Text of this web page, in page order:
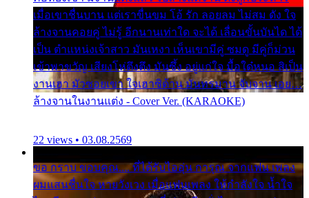
เมื่อเขาชื่นบาน แต่เราขื่นขม โอ้ รัก ลอยลม ไม่สม ดัง ใจ
ล้างจานคอยคู่ ไม่รู้ อีกนานเท่าใด จะได้ เลื่อนขั้นบันได ได้
เป็น ตำแหน่งเจ้าสาว มันเหงา เห็นเขามีคู่ ซมดู มีคู่ก็ม่วน
เข้าพาขวัญ เสียงโห่ตึงตึง มันซึ้ง อยู่แก่ใจ มื้อใด๋หนอ สิเป็น
งานเฮา มัวซอยเขา ใจเฮาซิด้าน มันทรมาน จับจาน เอย…
ล้างจานในงานแต่ง - Cover Ver. (KARAOKE)
22 views • 03.08.2569
ขอ กราบ ขอบคุณ.... ที่ได้รับไออุ่น การุณ จากแฟน เพลง
ผมแสนชื่นใจ หายวังเวง เมื่อแฟนเพลง ให้กำลังใจ น้ำใจ